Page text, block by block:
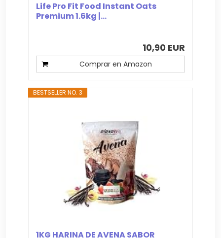
Life Pro Fit Food Instant Oats
Premium 1.6kg |...
10,90 EUR
Comprar en Amazon
BESTSELLER NO. 3
1KG HARINA DE AVENA SABOR